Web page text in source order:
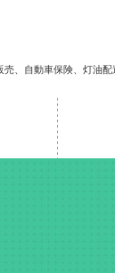
、自動車保険、灯油